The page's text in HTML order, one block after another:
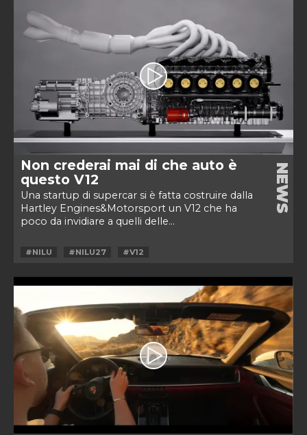
Non crederai mai di che auto è
questo V12
Una startup di supercar si è fatta costruire dalla
Hartley Engines&Motorsport un V12 che ha
poco da invidiare a quelli delle...
NEWS
#NILU #NILU27 #V12